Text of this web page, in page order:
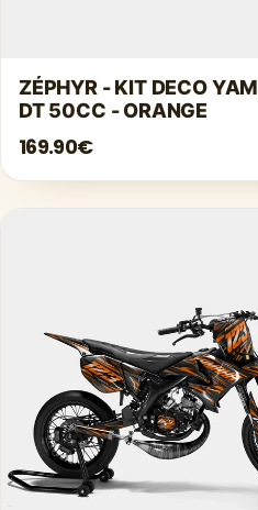
ZÉPHYR - KIT DECO
DT 50CC - ORANGE
169.90€